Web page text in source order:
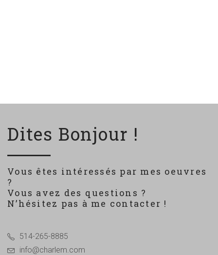
Dites Bonjour !
Vous êtes intéressés par mes oeuvres
?
Vous avez des questions ?
N’hésitez pas à me contacter !
514-265-8885
info@charlem.com